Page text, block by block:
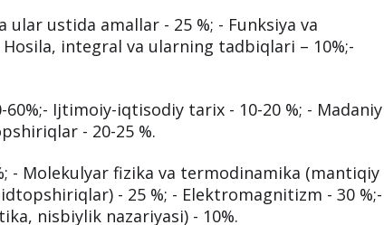
ular ustida amallar - 25 %; - Funksiya va
integral va ularning tadbiqlari – 10%;-
60%;- Ijtimoiy-iqtisodiy tarix - 10-20 %; - Madaniy
- 20-25 %.
- Molekulyar fizika va termodinamika (mantiqiy
- 25 %; - Elektromagnitizm - 30 %;-
nisbiylik nazariyasi) - 10%.